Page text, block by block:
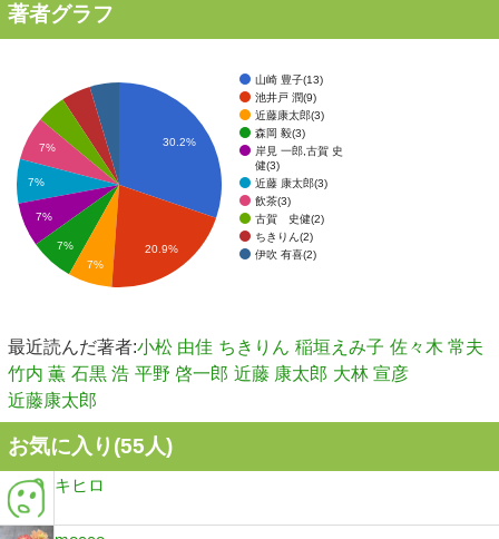
著者グラフ
山崎 豊子(13)
池井戸 潤(9)
近藤康太郎(3)
森岡 毅(3)
岸見 一郎,古賀 史
健(3)
近藤 康太郎(3)
飲茶(3)
古賀 史健(2)
ちきりん(2)
伊吹 有喜(2)
30.2%
7%
7%
7%
7%
7%
20.9%
最近読んだ著者:小松 由佳 ちきりん 稲垣えみ子 佐々木 常夫
竹内 薫 石黒 浩 平野 啓一郎 近藤 康太郎 大林 宣彦
近藤康太郎
お気に入り(55人)
キヒロ